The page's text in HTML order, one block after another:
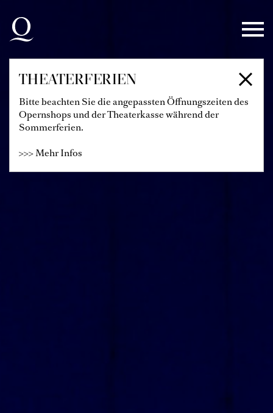
Zur Hauptnavigation springen
Zum Hauptinhalt springen
Zum Footer springen
THEATERFERIEN
Bitte beachten Sie die angepassten Öffnungszeiten des
Opernshops und der Theaterkasse während der
Sommerferien.
>>> Mehr Infos